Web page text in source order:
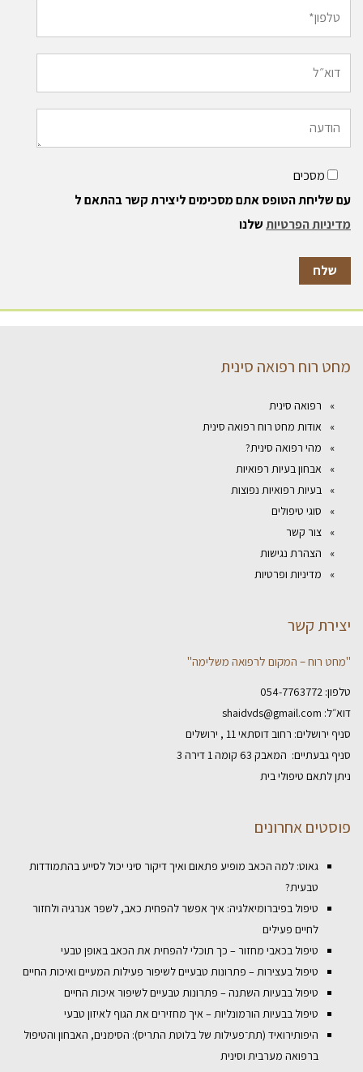
מסכים
עם שליחת הטופס אתם מסכימים ליצירת קשר בהתאם ל
מדיניות הפרטיותשלנו
מחט רוח רפואה סינית
רפואה סינית
אודות מחט רוח רפואה סינית
מהי רפואה סינית?
אבחון בעיות רפואיות
בעיות רפואיות נפוצות
סוגי טיפולים
צור קשר
הצהרת נגישות
מדיניות ופרטיות
יצירת קשר
"מחט רוח – המקום לרפואה משלימה"
טלפון: 054-7763772
דוא״ל: shaidvds@gmail.com
סניף ירושלים: רחוב דוסתאי 11 , ירושלים
סניף גבעתיים: המאבק 63 קומה 1 דירה 3
ניתן לתאם טיפולי בית
פוסטים אחרונים
גאוט: למה הכאב מופיע פתאום ואיך דיקור סיני יכול לסייע בהתמודדות
טבעית?
טיפול בפיברומיאלגיה: איך אפשר להפחית כאב, לשפר אנרגיה ולחזור
לחיים פעילים
טיפול בכאבי מחזור – כך תוכלי להפחית את הכאב באופן טבעי
טיפול בעצירות – פתרונות טבעיים לשיפור פעילות המעיים ואיכות החיים
טיפול בבעיות השתנה – פתרונות טבעיים לשיפור איכות החיים
טיפול בבעיות הורמונליות – איך מחזירים את הגוף לאיזון טבעי
היפותירואיד (תת־פעילות של בלוטת התריס): הסימנים, האבחון והטיפול
ברפואה מערבית וסינית